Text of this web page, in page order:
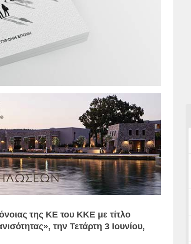
της ΚΕ του ΚΚΕ με τίτλο
την Τετάρτη 3 Ιουνίου,